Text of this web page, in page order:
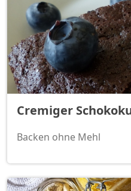
Cremiger
Backen ohne Mehl